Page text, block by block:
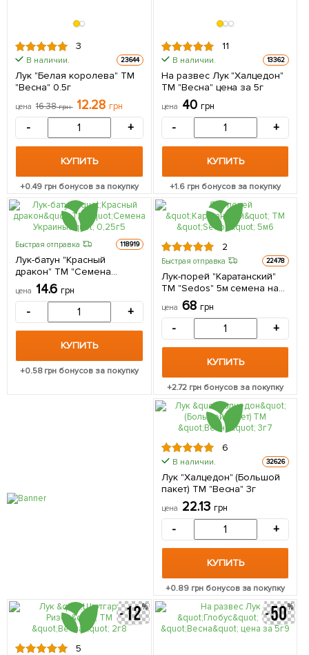
3
В наличии. 23644
Лук "Белая королева" ТМ
"Весна" 0.5г
цена 16.38грн 12.28 грн
- +
КУПИТЬ
+0.49 грн бонусов за покупку
11
В наличии. 13362
На развес Лук "Халцедон"
ТМ "Весна" цена за 5г
цена 40 грн
- +
КУПИТЬ
+1.6грн бонусов за покупку
Быстрая отправка 118919
Лук-батун "Красный
дракон" ТМ "Семена
Украины" 0,25г
цена 14.6 грн
- +
КУПИТЬ
+0.58грн бонусов за покупку
2
Быстрая отправка 22478
Лук-порей "Каратанский"
ТМ "Sedos" 5м семена на
ленте
цена 68 грн
- +
КУПИТЬ
+2.72 грн бонусов за покупку
6
В наличии. 32626
Лук "Халцедон" (Большой
пакет) ТМ "Весна" 3г
цена 22.13 грн
- +
КУПИТЬ
+0.89грн бонусов за покупку
5